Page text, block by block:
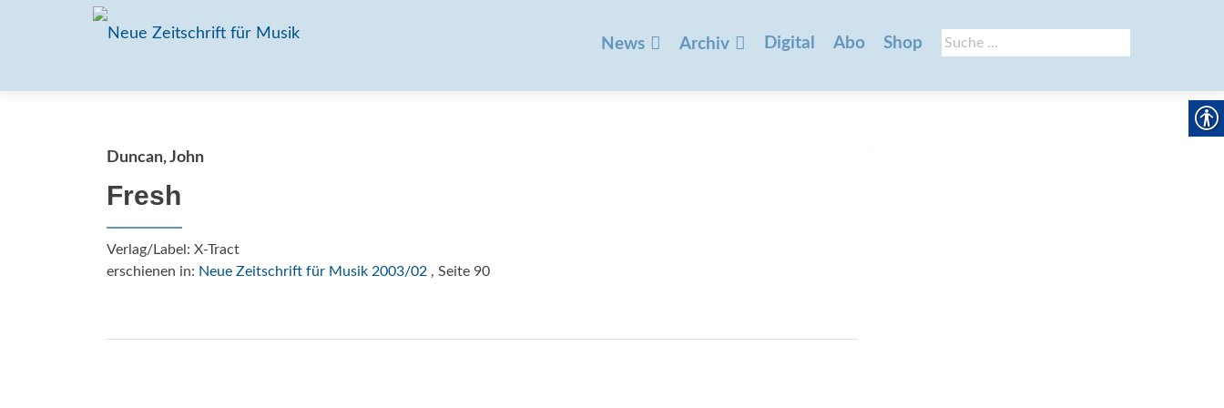
Suche
nach:
springen
News Archiv Digital Abo Shop
Duncan, John
Fresh
Verlag/Label: X-Tract
erschienen in: Neue Zeitschrift für Musik 2003/02 , Seite 90